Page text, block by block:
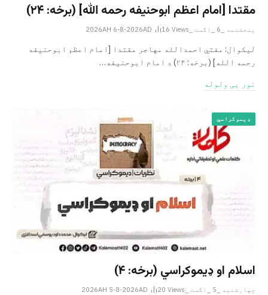
مقتدا [امام اعظم ابوحنیفه رحمه الله‎] (برخه: ۲۴)
پنجشنبه _6 _اگست _2026AH 6-8-2026AD 16 Views
لیکوال: مفتي احمدالله مهاجر مقتدا [امام اعظم ابوحنیفه
رحمه الله‎] (برخه: ۲۴) د امام ابوحنيفه…
نور یی ولوله
ډیموکراسي
اسلام او ډیموکراسي (برخه: ۴)
چهارشنبه _5 _اگست _2026AH 5-8-2026AD 20 Views